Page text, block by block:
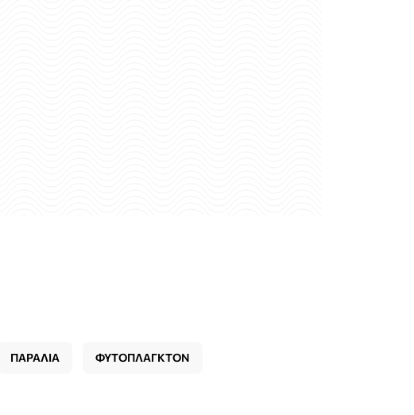
ΠΑΡΑΛΙΑ ΦΥΤΟΠΛΑΓΚΤΟΝ